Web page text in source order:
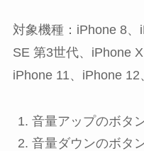
対象機種：iPhone 8
SE 第3世代、iPhone
iPhone 11、iPhone
音量アップのボタ
音量ダウンのボタ